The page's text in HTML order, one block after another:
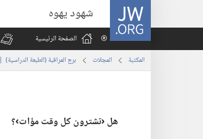
JW.ORG شهود يهوه
الصفحة الرئيسية
المكتبة المجلات برج المراقبة (‏الطبعة الدراسية)‏ | ‏‎ ١‏ ‏‎أيار/مايو‏ ‎٢٠٠١
هل ‹تشترون كل وقت مؤات›؟‏